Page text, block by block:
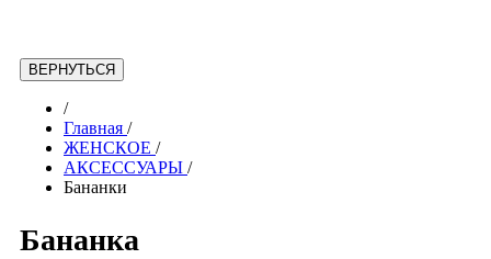
/
Главная /
ЖЕНСКОЕ /
АКСЕССУАРЫ /
Бананки
Бананкa